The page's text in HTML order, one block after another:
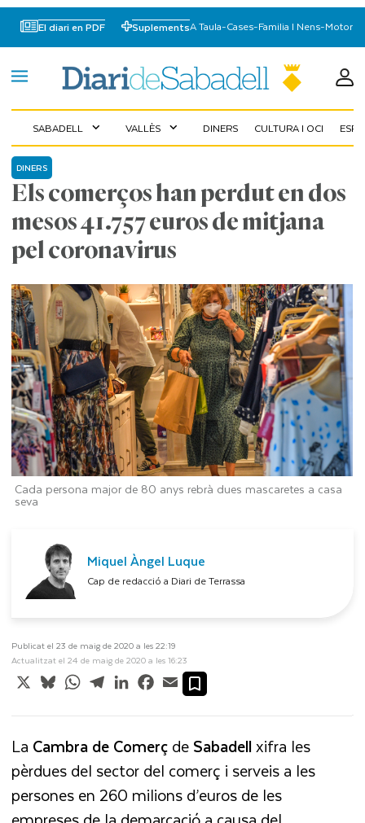
El diari en PDF SuplementsA Taula-Cases-Familia I Nens-Motor
SABADELL expand_more VALLÈS expand_more DINERS CULTURA I OCI
Els comerços han perdut en dos
mesos 41.757 euros de mitjana
pel coronavirus
DINERS
Cada persona major de 80 anys rebrà dues mascaretes a casa
seva
Miquel Àngel Luque
Cap de redacció a Diari de Terrassa
Publicat el 23 de maig de 2020 a les 22:19
Actualitzat el 24 de maig de 2020 a les 16:23
X BlueskyWhatsApp
TelegramLinkedInFacebook
Email
La Cambra de ComerçdeSabadellxifra les
pèrdues del sector del comerç i serveis a les
persones en 260 milions d’euros de les